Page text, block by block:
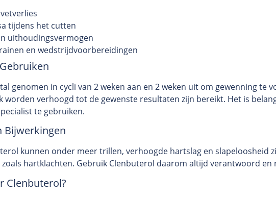
tijdens het cutten
uithoudingsvermogen
en wedstrijdvoorbereidingen
genomen in cycli van 2 weken aan en 2 weken uit om gewenning te
worden verhoogd tot de gewenste resultaten zijn bereikt. Het is
te gebruiken.
Bijwerkingen
kunnen onder meer trillen, verhoogde hartslag en slapeloosheid
hartklachten. Gebruik Clenbuterol daarom altijd verantwoord
Clenbuterol?